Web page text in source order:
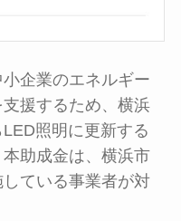
企業のエネルギー
援するため、横浜
照明に更新する
助成金は、横浜市
ている事業者が対